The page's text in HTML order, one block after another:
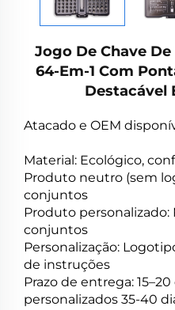
Jogo De Chave
64-Em-1 Com
Destacável
Atacado e OEM
Material: Ecológico,
Produto neutro (sem
conjuntos
Produto personalizado:
conjuntos
Personalização:
de instruções
Prazo de entrega:
personalizados 35-40